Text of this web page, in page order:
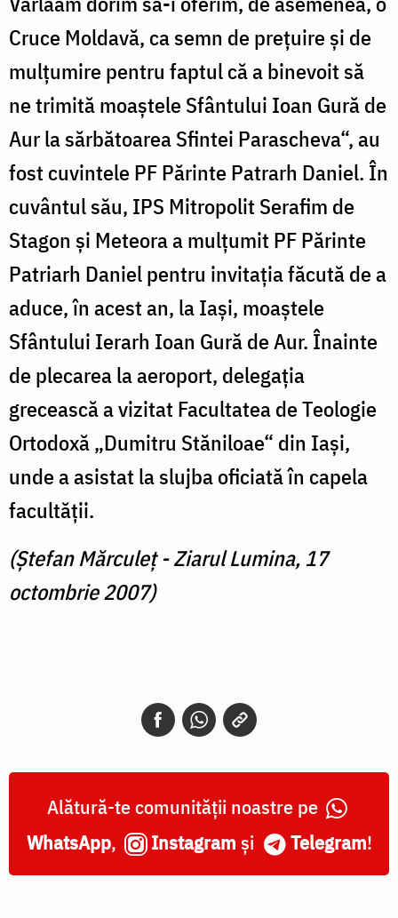
Cruce Moldavă, ca semn de preţuire şi de
mulţumire pentru faptul că a binevoit să
ne trimită moaştele Sfântului Ioan Gură de
Aur la sărbătoarea Sfintei Parascheva“, au
fost cuvintele PF Părinte Patrarh Daniel. În
cuvântul său, IPS Mitropolit Serafim de
Stagon şi Meteora a mulţumit PF Părinte
Patriarh Daniel pentru invitaţia făcută de a
aduce, în acest an, la Iaşi, moaştele
Sfântului Ierarh Ioan Gură de Aur. Înainte
de plecarea la aeroport, delegaţia
grecească a vizitat Facultatea de Teologie
Ortodoxă „Dumitru Stăniloae“ din Iaşi,
unde a asistat la slujba oficiată în capela
facultăţii.
(Ştefan Mărculeţ - Ziarul Lumina, 17
octombrie 2007)
Alătură-te comunității noastre pe
WhatsApp, Instagram și Telegram!